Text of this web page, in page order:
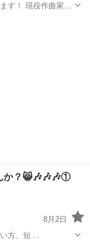
曲家、
か？😸🎶🎶🎶①
8月2日
い方、短…